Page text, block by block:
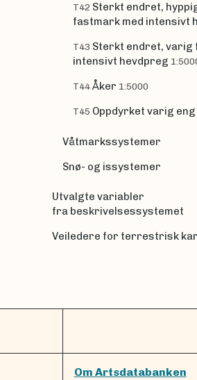
T42 Sterkt endret,
fastmark med intensivt
T43 Sterkt endret, varig
intensivt hevdpreg
T44Åker 1:5000
T45 Oppdyrket varig eng
Våtmarkssystemer
Snø- og issystemer
Utvalgte variabler
fra beskrivelsessystemet
Veiledere for terrestrisk
Om Artsdatabanken